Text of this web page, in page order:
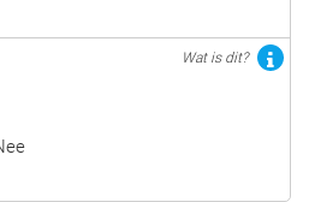
Wat is dit?